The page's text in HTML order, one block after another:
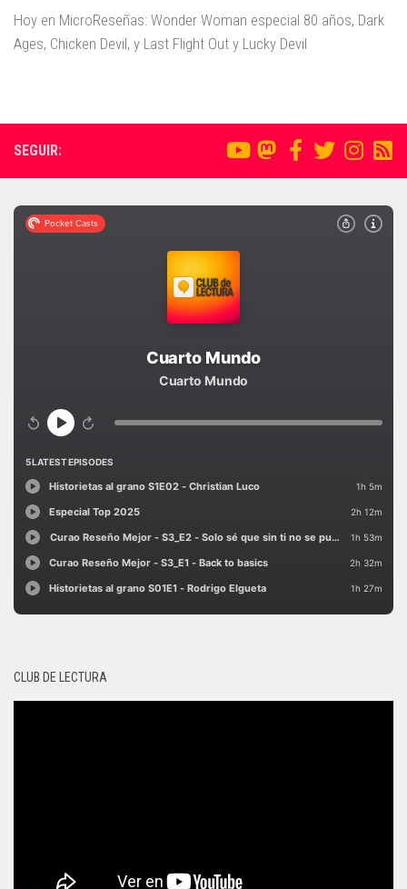
Hoy en MicroReseñas: Wonder Woman especial 80 años, Dark
Ages, Chicken Devil, y Last Flight Out y Lucky Devil
SEGUIR:
CLUB DE LECTURA